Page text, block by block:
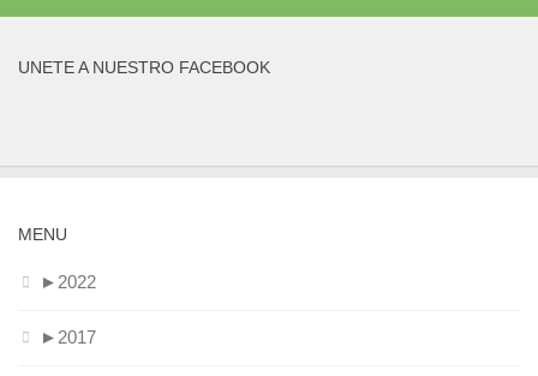
UNETE A NUESTRO FACEBOOK
MENU
► 2022
► 2017